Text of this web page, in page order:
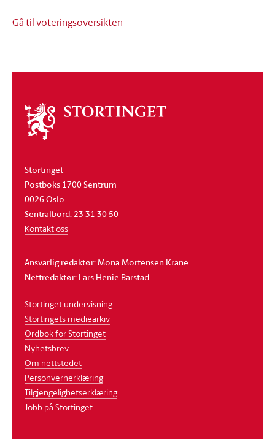
Gå til voteringsoversikten
Om
stortinget
Stortinget
Postboks 1700 Sentrum
0026 Oslo
Sentralbord: 23 31 30 50
Kontakt oss
Ansvarlig redaktør: Mona Mortensen Krane
Nettredaktør: Lars Henie Barstad
Stortinget undervisning
Stortingets mediearkiv
Ordbok for Stortinget
Nyhetsbrev
Om nettstedet
Personvernerklæring
Tilgjengelighetserklæring
Jobb på Stortinget